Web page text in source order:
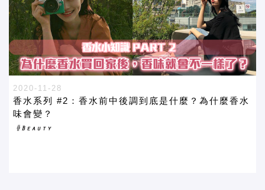
2020-11-28
香水系列 #2：香水前中後調到底是什麼？為什麼香水
味會變？